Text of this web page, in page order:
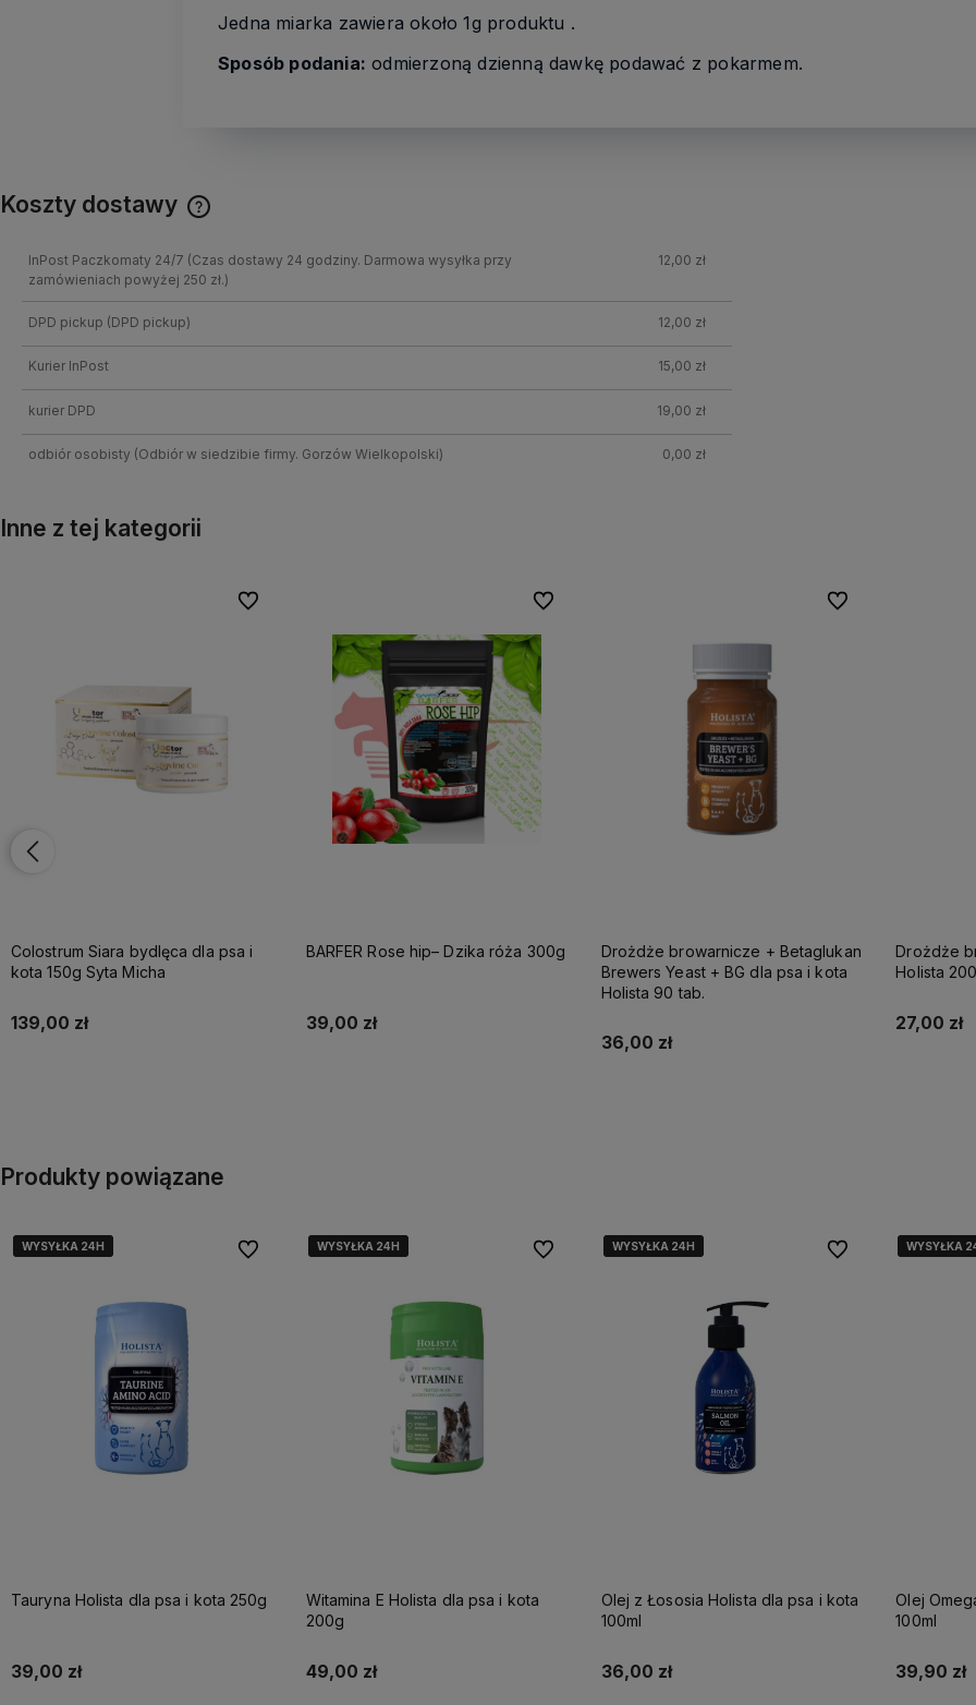
Jedna miarka zawiera około 1g produktu .
Sposób podania: odmierzoną dzienną dawkę podawać z pokarmem.
Koszty dostawy
InPost Paczkomaty 24/7 (Czas dostawy 24 godziny. Darmowa wysyłka przy
zamówieniach powyżej 250 zł.)
12,00 zł
DPD pickup (DPD pickup) 12,00 zł
Kurier InPost 15,00 zł
kurier DPD 19,00 zł
odbiór osobisty (Odbiór w siedzibie firmy. Gorzów Wielkopolski) 0,00 zł
Inne z tej kategorii
BARFER Rose hip– Dzika róża 300g
39,00 zł
Do ulubionych
Do ulubionych
Drożdże browarnicze + Betaglukan
Do ulubionych
Do ulubionych
Drożdże browarnicze dla psa i kota
Holista 200g
Do ulubionych
Do ulubionych
Olej
100ml
39,90 zł
Produkty powiązane
WYSYŁKA 24H
WYSYŁKA 24H
WYSYŁKA 24H
Tauryna Holista dla psa i kota 250g
39,00 zł
Do ulubionychWYSYŁKA 24H
WYSYŁKA 24H
WYSYŁKA 24H
Witamina E Holista dla psa i kota
200g
49,00 zł
Do ulubionychWYSYŁKA 24H
WYSYŁKA 24H
WYSYŁKA 24H
Olej z Łososia Holista dla psa i kota
100ml
36,00 zł
Do ulubionychWYSYŁKA
WYSYŁKA
WYSYŁKA
Olej
100ml
39,90 zł